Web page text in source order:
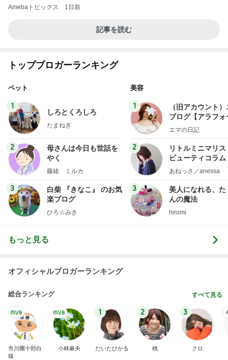
Amebaトピックス 1日前
記事を読む
トップブロガーランキング
ペット
1
しろとくろしろ
たまねぎ
2
母さんは今日も世話を
やく
藤緒 ミルカ
3
白柴 『きなこ』 のお気
楽ブログ
ひろ☆みき
美容
1
（旧アカウント
ブログ【アラフォ
社売却セカンドラ
エマの日記
2
リトルミニマリス
ビューティコラ
little
あねっさ／anessa
3
美人になれる、た
んの魔法
hiromi
もっと見る
オフィシャルブロガーランキング
総合ランキング すべて見る
市川團十郎白
猿
小林麻央
1
だいたひかる
2
桃
3
クロ